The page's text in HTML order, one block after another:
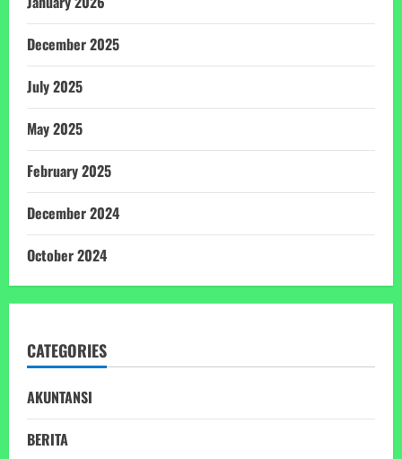
December 2025
July 2025
May 2025
February 2025
December 2024
October 2024
CATEGORIES
AKUNTANSI
BERITA